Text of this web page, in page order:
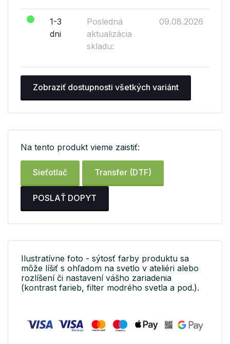
1-3
dni
Posledná
aktualizácia
skladu:
09.08.2026
Zobraziť dostupnosti všetkých variánt
Na tento produkt vieme zaistiť:
Sieťotlač Transfer (DTF)
POSLAŤ DOPYT
Ilustratívne foto - sýtosť farby produktu sa
môže líšiť s ohľadom na svetlo v ateliéri alebo
rozlíšení či nastavení vášho zariadenia
(kontrast farieb, filter modrého svetla a pod.).